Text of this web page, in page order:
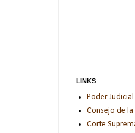
LINKS
Poder
Consejo de
Corte